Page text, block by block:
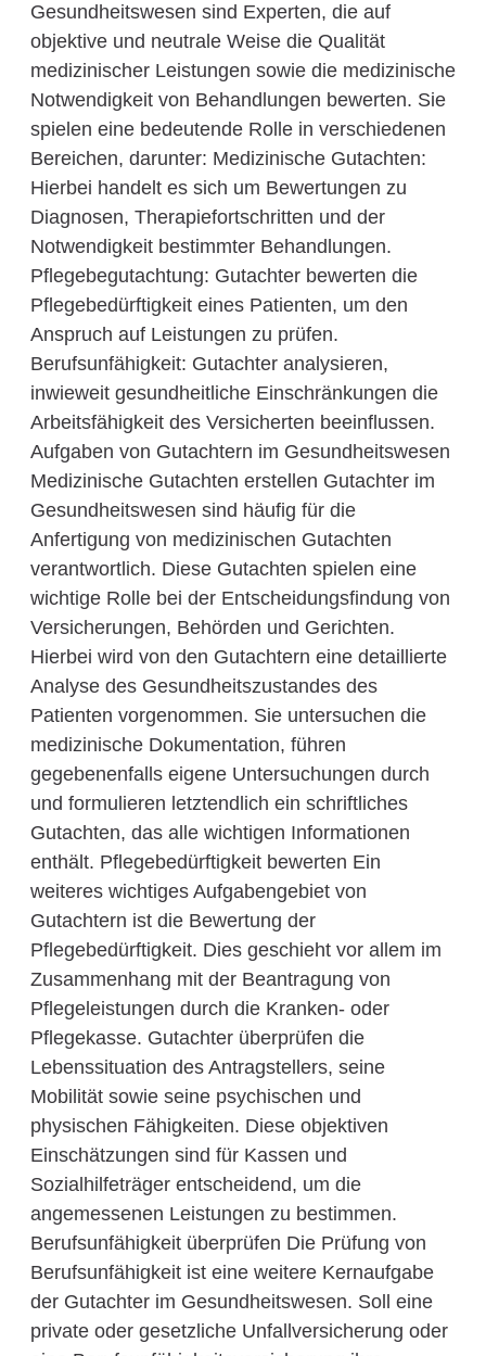
Gesundheitswesen sind Experten, die auf
objektive und neutrale Weise die Qualität
medizinischer Leistungen sowie die medizinische
Notwendigkeit von Behandlungen bewerten. Sie
spielen eine bedeutende Rolle in verschiedenen
Bereichen, darunter: Medizinische Gutachten:
Hierbei handelt es sich um Bewertungen zu
Diagnosen, Therapiefortschritten und der
Notwendigkeit bestimmter Behandlungen.
Pflegebegutachtung: Gutachter bewerten die
Pflegebedürftigkeit eines Patienten, um den
Anspruch auf Leistungen zu prüfen.
Berufsunfähigkeit: Gutachter analysieren,
inwieweit gesundheitliche Einschränkungen die
Arbeitsfähigkeit des Versicherten beeinflussen.
Aufgaben von Gutachtern im Gesundheitswesen
Medizinische Gutachten erstellen Gutachter im
Gesundheitswesen sind häufig für die
Anfertigung von medizinischen Gutachten
verantwortlich. Diese Gutachten spielen eine
wichtige Rolle bei der Entscheidungsfindung von
Versicherungen, Behörden und Gerichten.
Hierbei wird von den Gutachtern eine detaillierte
Analyse des Gesundheitszustandes des
Patienten vorgenommen. Sie untersuchen die
medizinische Dokumentation, führen
gegebenenfalls eigene Untersuchungen durch
und formulieren letztendlich ein schriftliches
Gutachten, das alle wichtigen Informationen
enthält. Pflegebedürftigkeit bewerten Ein
weiteres wichtiges Aufgabengebiet von
Gutachtern ist die Bewertung der
Pflegebedürftigkeit. Dies geschieht vor allem im
Zusammenhang mit der Beantragung von
Pflegeleistungen durch die Kranken- oder
Pflegekasse. Gutachter überprüfen die
Lebenssituation des Antragstellers, seine
Mobilität sowie seine psychischen und
physischen Fähigkeiten. Diese objektiven
Einschätzungen sind für Kassen und
Sozialhilfeträger entscheidend, um die
angemessenen Leistungen zu bestimmen.
Berufsunfähigkeit überprüfen Die Prüfung von
Berufsunfähigkeit ist eine weitere Kernaufgabe
der Gutachter im Gesundheitswesen. Soll eine
private oder gesetzliche Unfallversicherung oder